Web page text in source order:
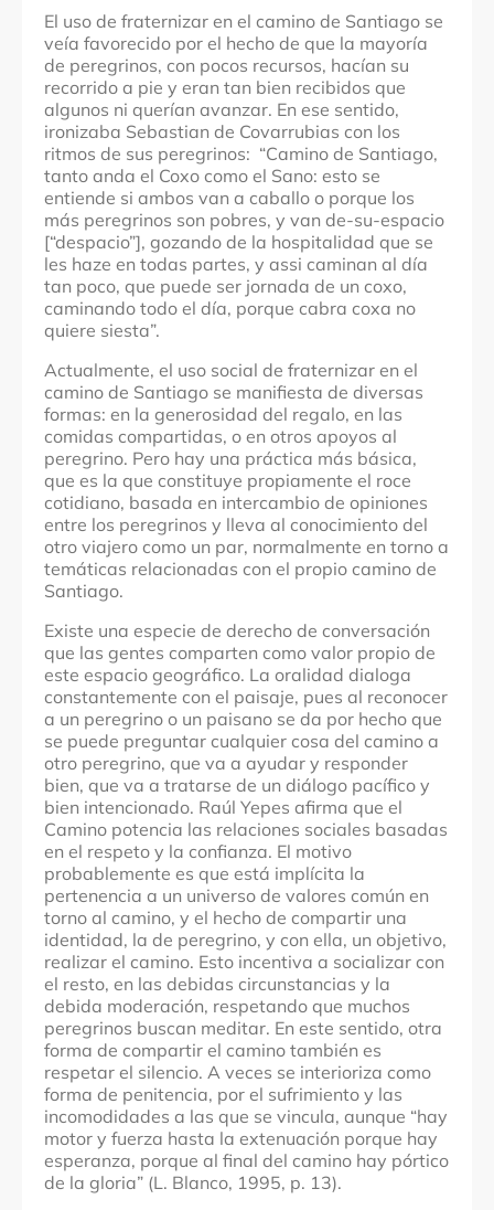
El uso de fraternizar en el camino de Santiago se
veía favorecido por el hecho de que la mayoría
de peregrinos, con pocos recursos, hacían su
recorrido a pie y eran tan bien recibidos que
algunos ni querían avanzar. En ese sentido,
ironizaba Sebastian de Covarrubias con los
ritmos de sus peregrinos: “Camino de Santiago,
tanto anda el Coxo como el Sano: esto se
entiende si ambos van a caballo o porque los
más peregrinos son pobres, y van de-su-espacio
[“despacio”], gozando de la hospitalidad que se
les haze en todas partes, y assi caminan al día
tan poco, que puede ser jornada de un coxo,
caminando todo el día, porque cabra coxa no
quiere siesta”.
Actualmente, el uso social de fraternizar en el
camino de Santiago se manifiesta de diversas
formas: en la generosidad del regalo, en las
comidas compartidas, o en otros apoyos al
peregrino. Pero hay una práctica más básica,
que es la que constituye propiamente el roce
cotidiano, basada en intercambio de opiniones
entre los peregrinos y lleva al conocimiento del
otro viajero como un par, normalmente en torno a
temáticas relacionadas con el propio camino de
Santiago.
Existe una especie de derecho de conversación
que las gentes comparten como valor propio de
este espacio geográfico. La oralidad dialoga
constantemente con el paisaje, pues al reconocer
a un peregrino o un paisano se da por hecho que
se puede preguntar cualquier cosa del camino a
otro peregrino, que va a ayudar y responder
bien, que va a tratarse de un diálogo pacífico y
bien intencionado. Raúl Yepes afirma que el
Camino potencia las relaciones sociales basadas
en el respeto y la confianza. El motivo
probablemente es que está implícita la
pertenencia a un universo de valores común en
torno al camino, y el hecho de compartir una
identidad, la de peregrino, y con ella, un objetivo,
realizar el camino. Esto incentiva a socializar con
el resto, en las debidas circunstancias y la
debida moderación, respetando que muchos
peregrinos buscan meditar. En este sentido, otra
forma de compartir el camino también es
respetar el silencio. A veces se interioriza como
forma de penitencia, por el sufrimiento y las
incomodidades a las que se vincula, aunque “hay
motor y fuerza hasta la extenuación porque hay
esperanza, porque al final del camino hay pórtico
de la gloria” (L. Blanco, 1995, p. 13).